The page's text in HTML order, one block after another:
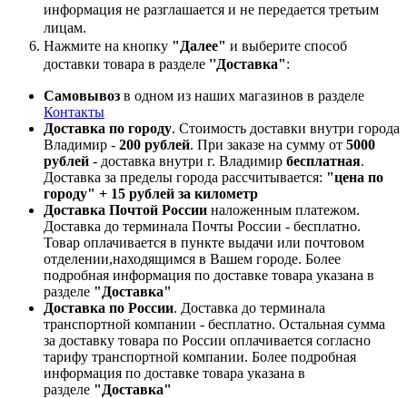
информация не разглашается и не передается третьим
лицам.
Нажмите на кнопку "Далее" и выберите способ
доставки товара в разделе ''Доставка":
Самовывоз в одном из наших магазинов в разделе
Контакты
Доставка по городу. Стоимость доставки внутри города
Владимир - 200 рублей. При заказе на сумму от 5000
рублей - доставка внутри г. Владимир бесплатная.
Доставка за пределы города рассчитывается: "цена по
городу" + 15 рублей за километр
Доставка Почтой России наложенным платежом.
Доставка до терминала Почты России - бесплатно.
Товар оплачивается в пункте выдачи или почтовом
отделении,находящимся в Вашем городе. Более
подробная информация по доставке товара указана в
разделе "Доставка"
Доставка по России. Доставка до терминала
транспортной компании - бесплатно. Остальная сумма
за доставку товара по России оплачивается согласно
тарифу транспортной компании. Более подробная
информация по доставке товара указана в
разделе "Доставка"